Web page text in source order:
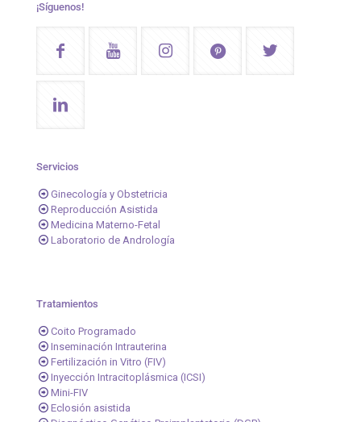
¡Síguenos!
Servicios
Ginecología y Obstetricia
Reproducción Asistida
Medicina Materno-Fetal
Laboratorio de Andrología
Tratamientos
Coito Programado
Inseminación Intrauterina
Fertilización in Vitro (FIV)
Inyección Intracitoplásmica (ICSI)
Mini-FIV
Eclosión asistida